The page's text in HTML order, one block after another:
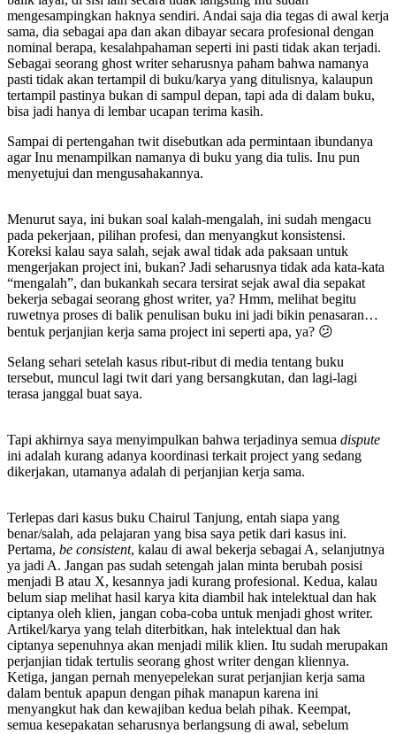
mengesampingkan haknya sendiri. Andai saja dia tegas di awal kerja
sama, dia sebagai apa dan akan dibayar secara profesional dengan
nominal berapa, kesalahpahaman seperti ini pasti tidak akan terjadi.
Sebagai seorang ghost writer seharusnya paham bahwa namanya
pasti tidak akan tertampil di buku/karya yang ditulisnya, kalaupun
tertampil pastinya bukan di sampul depan, tapi ada di dalam buku,
bisa jadi hanya di lembar ucapan terima kasih.
Sampai di pertengahan twit disebutkan ada permintaan ibundanya
agar Inu menampilkan namanya di buku yang dia tulis. Inu pun
menyetujui dan mengusahakannya.
Menurut saya, ini bukan soal kalah-mengalah, ini sudah mengacu
pada pekerjaan, pilihan profesi, dan menyangkut konsistensi.
Koreksi kalau saya salah, sejak awal tidak ada paksaan untuk
mengerjakan project ini, bukan? Jadi seharusnya tidak ada kata-kata
“mengalah”, dan bukankah secara tersirat sejak awal dia sepakat
bekerja sebagai seorang ghost writer, ya? Hmm, melihat begitu
ruwetnya proses di balik penulisan buku ini jadi bikin penasaran…
bentuk perjanjian kerja sama project ini seperti apa, ya? 😕
Selang sehari setelah kasus ribut-ribut di media tentang buku
tersebut, muncul lagi twit dari yang bersangkutan, dan lagi-lagi
terasa janggal buat saya.
Tapi akhirnya saya menyimpulkan bahwa terjadinya semua dispute
ini adalah kurang adanya koordinasi terkait project yang sedang
dikerjakan, utamanya adalah di perjanjian kerja sama.
Terlepas dari kasus buku Chairul Tanjung, entah siapa yang
benar/salah, ada pelajaran yang bisa saya petik dari kasus ini.
Pertama, be consistent, kalau di awal bekerja sebagai A, selanjutnya
ya jadi A. Jangan pas sudah setengah jalan minta berubah posisi
menjadi B atau X, kesannya jadi kurang profesional. Kedua, kalau
belum siap melihat hasil karya kita diambil hak intelektual dan hak
ciptanya oleh klien, jangan coba-coba untuk menjadi ghost writer.
Artikel/karya yang telah diterbitkan, hak intelektual dan hak
ciptanya sepenuhnya akan menjadi milik klien. Itu sudah merupakan
perjanjian tidak tertulis seorang ghost writer dengan kliennya.
Ketiga, jangan pernah menyepelekan surat perjanjian kerja sama
dalam bentuk apapun dengan pihak manapun karena ini
menyangkut hak dan kewajiban kedua belah pihak. Keempat,
semua kesepakatan seharusnya berlangsung di awal, sebelum